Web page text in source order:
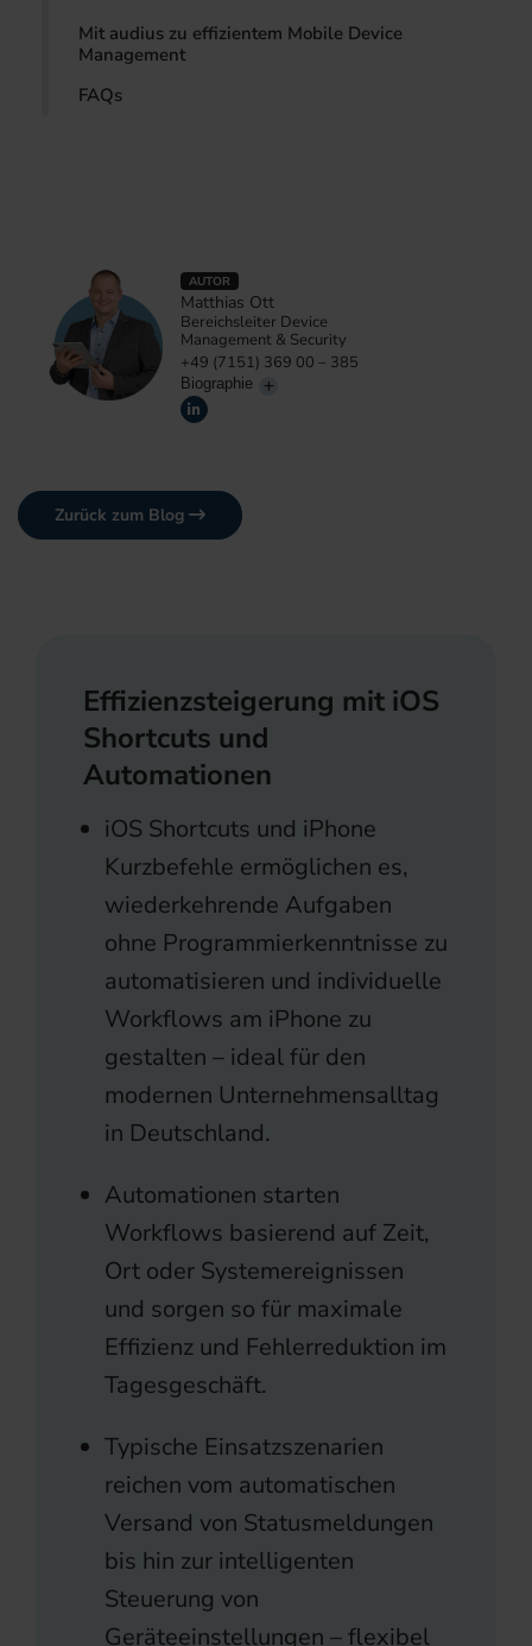
Mit audius zu effizientem Mobile Device
Management
FAQs
AUTOR
Matthias Ott
Bereichsleiter Device
Management & Security
+49 (7151) 369 00 – 385
Biographie
Zurück zum Blog
Effizienzsteigerung mit iOS
Shortcuts und
Automationen
iOS Shortcuts und iPhone
Kurzbefehle ermöglichen es,
wiederkehrende Aufgaben
ohne Programmierkenntnisse zu
automatisieren und individuelle
Workflows am iPhone zu
gestalten – ideal für den
modernen Unternehmensalltag
in Deutschland.
Automationen starten
Workflows basierend auf Zeit,
Ort oder Systemereignissen
und sorgen so für maximale
Effizienz und Fehlerreduktion im
Tagesgeschäft.
Typische Einsatzszenarien
reichen vom automatischen
Versand von Statusmeldungen
bis hin zur intelligenten
Steuerung von
Geräteeinstellungen – flexibel